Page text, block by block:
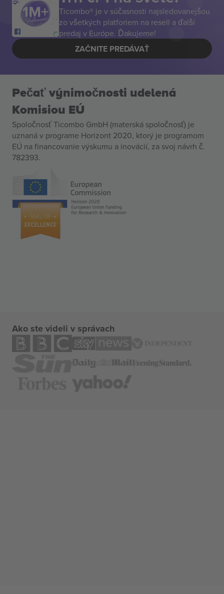
Ticombo® je v súčasnosti najsledovanejšou
zo všetkých platforiem na resell a ďalší
predaj v Európe. Ďakujeme!
ZAČNITE PREDÁVAŤ
Pečať výnimočnosti udelená
Komisiou EÚ
Spoločnosť Ticombo GmbH (materská spoločnosť) je
uznaná v programe Horizont 2020, ktorý je programom
EÚ na financovanie výskumu a inovácií, za svoj návrh č.
782393.
Ako ste videli v správach